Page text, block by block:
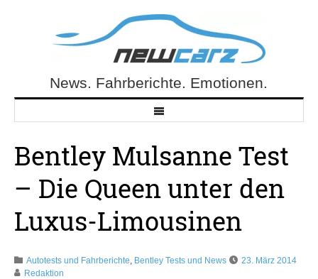
NewCarz.deNews. Fahrberichte. Emotionen.
Bentley Mulsanne Test
– Die Queen unter den
Luxus-Limousinen
Autotests und Fahrberichte, Bentley Tests und News
23. März 2014
Redaktion